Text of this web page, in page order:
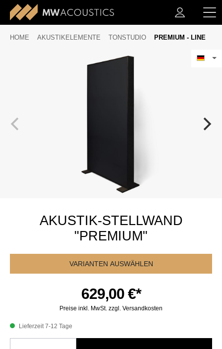
HOME AKUSTIKELEMENTE TONSTUDIO PREMIUM - LINE
AKUSTIK-STELLWAND
"PREMIUM"
VARIANTEN AUSWÄHLEN
629,00 €*
Preise inkl. MwSt. zzgl. Versandkosten
Lieferzeit 7-12 Tage